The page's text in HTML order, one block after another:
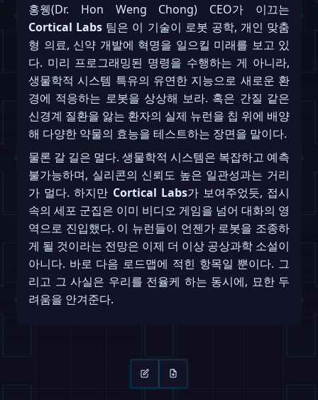
홍웽(Dr. Hon Weng Chong) CEO가 이끄는
Cortical Labs 팀은 이 기술이 로봇 공학, 개인 맞춤
형 의료, 신약 개발에 혁명을 일으킬 미래를 보고 있
다. 미리 프로그래밍된 명령을 수행하는 게 아니라,
생물학적 시스템 특유의 유연한 지능으로 새로운 환
경에 적응하는 로봇을 상상해 보라. 혹은 간질 같은
신경계 질환을 앓는 환자의 실제 뉴런을 칩 위에 배양
해 다양한 약물의 효능을 테스트하는 장면을 말이다.
물론 갈 길은 멀다. 생물학적 시스템은 복잡하고 예측
불가능하며, 실리콘의 신뢰도 높은 일관성과는 거리
가 멀다. 하지만 Cortical Labs가 보여주었듯, 접시
속의 세포 군집은 이미 비디오 게임을 넘어 대화의 영
역으로 진입했다. 이 뉴런들이 언젠가 로봇을 조종하
게 될 것이라는 전망은 이제 더 이상 공상과학 소설이
아니다. 바로 다음 로드맵에 적힌 항목일 뿐이다. 그
리고 그 사실은 우리를 전율케 하는 동시에, 묘한 두
려움을 안겨준다.